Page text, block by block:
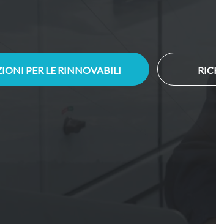
PER LE RINNOVABILI